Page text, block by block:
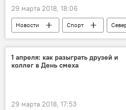
29 марта 2018, 18:06
Новости Спорт
1 апреля: как разыграть друзей и
коллег в День смеха
29 марта 2018, 17:53